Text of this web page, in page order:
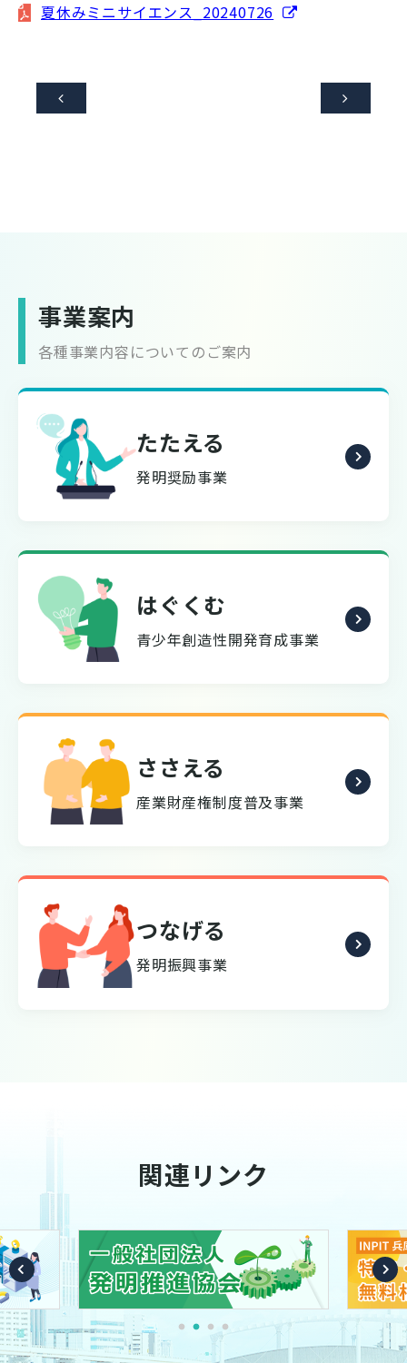
夏休みミニサイエンス_20240726
 
事業案内
各種事業内容についてのご案内
たたえる
発明奨励事業
はぐくむ
青少年創造性開発育成事業
ささえる
産業財産権制度普及事業
つなげる
発明振興事業
関連リンク